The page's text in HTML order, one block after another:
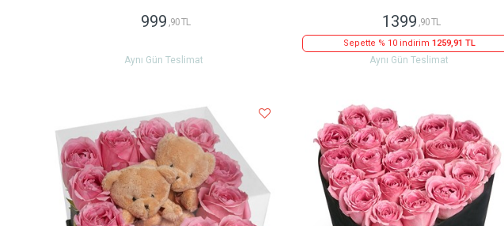
999 ,90 TL
Aynı Gün Teslimat
1399 ,90 TL
Sepette % 10 indirim 1259,91 TL
Aynı Gün Teslimat